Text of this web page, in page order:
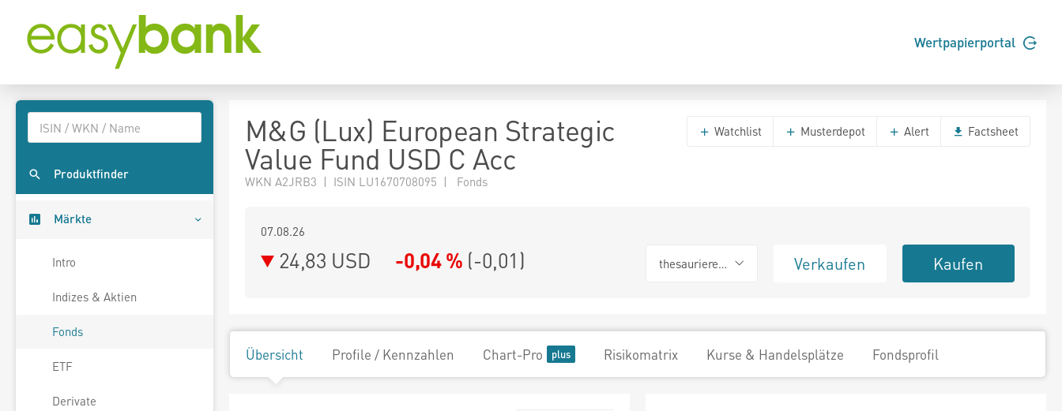
Wertpapierportal
Produktfinder
Märkte
Intro
Indizes & Aktien
Fonds
ETF
Derivate
M&G (Lux) European Strategic
Value Fund USD C Acc
WKN A2JRB3 | ISIN LU1670708095 | Fonds
Watchlist Musterdepot Alert Factsheet
07.08.26
24,83 USD -0,04 % (-0,01) thesaurierend Verkaufen Kaufen
Übersicht Profile / Kennzahlen Chart-Pro Risikomatrix Kurse & Handelsplätze Fondsprofil